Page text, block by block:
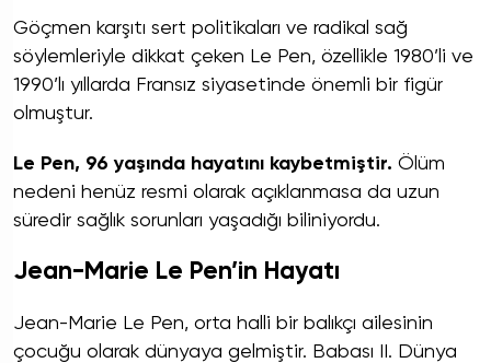
Göçmen karşıtı sert politikaları ve radikal sağ
söylemleriyle dikkat çeken Le Pen, özellikle 1980’li ve
1990’lı yıllarda Fransız siyasetinde önemli bir figür
olmuştur.
Le Pen, 96 yaşında hayatını kaybetmiştir. Ölüm
nedeni henüz resmi olarak açıklanmasa da uzun
süredir sağlık sorunları yaşadığı biliniyordu.
Jean-Marie Le Pen’in Hayatı
Jean-Marie Le Pen, orta halli bir balıkçı ailesinin
çocuğu olarak dünyaya gelmiştir. Babası II. Dünya